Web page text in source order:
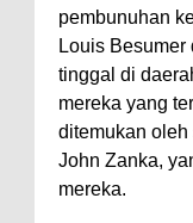
pembunuhan
Louis
tinggal di
mereka yang
ditemukan oleh
John Zanka,
mereka.